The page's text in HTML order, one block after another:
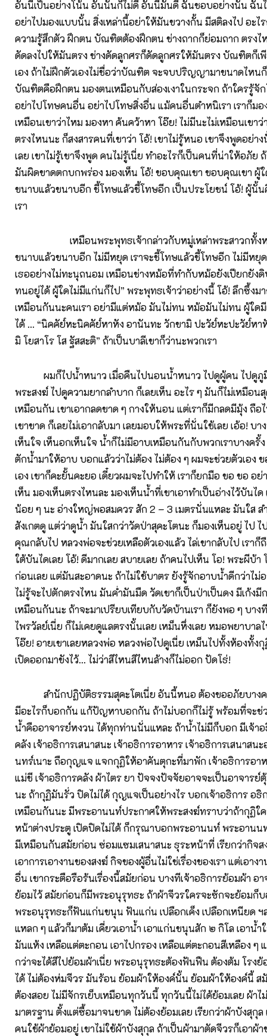
อันนี้เป็นอย่างโน้น อันนั้นก็ไม่ดี อันนี้มันดี ฉันชอบอย่างนั้น ฉัน
อย่าไปมองแบบนั้น สิ่งเหล่านี้อย่าให้มันขวางกั้น มีสติลงไป อะไร
ความรู้สึกตัว ฝึกตน บัณฑิตต้องฝึกตน ช่างถากก็ย่อมถาก ตรง
ดัดลงไปให้มันตรง ช่างดัดลูกศรก็ดัดลูกศรให้มันตรง บัณฑิตก็เ
เอง ถ้าไม่ฝึกตัวเองไม่ชื่อว่าบัณฑิต จะจบปริญญามาขนาดไห
บัณฑิตคือฝึกตน มองตนเหมือนกับส่องเงาในกระจก ถ้าใครรู้จัก
อย่าไปโทษคนอื่น อย่าไปโทษสิ่งอื่น แม้คนอื่นตำหนิเรา เราก็มอง
เหมือนเขาว่าไหม มองหา ค้นคว้าหา โอ๊ย! ไม่มีนะไม่เหมือนเขาว่
ตรงไหนนะ ก็สงสารคนที่เขาว่า โอ้! เขาไม่รู้หนอ เขาจึงพูดอย่าง
เลย เขาไม่รู้เขาจึงพูด คนไม่รู้เนี่ย ทำอะไรก็เป็นคนที่น่าให้อภัย ถ้
มันผิดขาดตกบกพร่อง มองเห็น โอ้! ขอบคุณเขา ขอบคุณเขา ผู้
ขนาบแล้วขนาบอีก ชี้โทษแล้วชี้โทษอีก เป็นประโยชน์ โอ้! ผู้นั้
เรา
เหมือนพระพุทธเจ้ากล่าวกับหมู่เหล่าพระสาวกทั้งหล
ขนาบแล้วขนาบอีก ไม่มีหยุด เราจะชี้โทษแล้วชี้โทษอีก ไม่มีหยุ
เธออย่างไม่ทะนุถนอม เหมือนช่างหม้อที่ทำกับหม้อยังเปียกยัง
ทนอยู่ได้ ผู้ใดไม่มีแก่นก็ไป” พระพุทธเจ้าว่าอย่างนี้ โอ้! ลึกซึ้ง
เหมือนกันนะคนเรา อย่ามีแต่หม้อ มันไม่ทน หม้อมันไม่ทน ผู้ใด
ได้ … “นิคคัย๎หะนิคคัย๎หาหัง อานันทะ วักขามิ ปะวัย๎หะปะวัย๎หา
มิ โยสาโร โส ฐัสสะติ” ถ้าเป็นบาลีเขาก็ว่านะพวกเรา
ผมก็ไปน้ำหนาว เมื่อคืนไปนอนน้ำหนาว ไปดูผู้คน ไปดูภูมิ
พระสงฆ์ ไปดูความยากลำบาก ก็เลยเห็น อะไร ๆ มันก็ไม่เหมือน
เหมือนกัน เขาเอากลดขาด ๆ กางให้นอน แต่เราก็มีกลดมีมุ้ง ถือ
เขาขาด ก็เลยไม่เอากลับมา เลยมอบให้พระที่นั่นใช้เลย เอ้อ! บ
เห็นใจ เห็นอกเห็นใจ น้ำก็ไม่มีอาบเหมือนกันกับพวกเราบางครั้
ตักน้ำมาให้อาบ บอกแล้วว่าไม่ต้อง ไม่ต้อง ๆ ผมจะช่วยตัวเอง
เอง เขาก็คะยั้นคะยอ เดี๋ยวผมจะไปทำให้ เราก็ยกมือ ขอ ขอ อย่
เห็น มองเห็นตรงไหนละ มองเห็นน้ำที่เขาเอาทำเป็นอ่างไว้บันได
น้อย ๆ นะ อ่างใหญ่พอสมควร สัก 2 – 3 เมตรนั่นแหละ มันใส ส
สังเกตดู แต่ว่าดูน้ำ มันใสกว่าวัดป่าสุคะโตนะ ก็มองเห็นอยู่ ไป
คุณกลับไป หลวงพ่อจะช่วยเหลือตัวเองแล้ว ไล่เขากลับไป เราก็
ใต้บันไดเลย โอ้! ดีมากเลย สบายเลย ถ้าคนไปเห็น โอ! พระผีบ้า
ก่อนเลย แต่มันสะอาดนะ ถ้าไม่ใช้บาตร ยังรู้จักอาบน้ำดีกว่าไม่
ไม่รู้จะไปตักตรงไหน มันค่ำมันมืด วัดเขาก็เป็นป่าเป็นดง มีเก้งมี
เหมือนกันนะ ถ้าจะมาเปรียบเทียบกับวัดบ้านเรา ก็ยังพอ ๆ บา
ไพรวัลย์เนี่ย ก็ไม่เคยดูแลตรงนั้นเลย เหม็นหึ่งเลย หมอพยาบา
โอ๊ย! อายเขาเลยหลวงพ่อ หลวงพ่อไปดูเนี่ย เหม็นไปทั้งห้องทั้งกุ
เปิดออกมาขังไว้... ไม่ว่าสีไหนสีไหนล้างก็ไม่ออก ปัดโธ่!
สำนักปฏิบัติธรรมสุคะโตเนี่ย อันนี้หนอ ต้องขออภัยบางค
มีอะไรก็บอกกัน แก้ปัญหาบอกกัน ถ้าไม่บอกก็ไม่รู้ พร้อมที่จะช่
น้ำคืออาจารย์หงวน ได้ทุกท่านนั่นแหละ ถ้าน้ำไม่มีก็บอก มีเจ้าอ
คลัง เจ้าอธิการเสนาสนะ เจ้าอธิการอาหาร เจ้าอธิการเสนาสน
นทร์เนาะ ถือกุญแจ แจกกุฏิให้อาคันตุกะที่มาพัก เจ้าอธิการอา
แม่ชี เจ้าอธิการคลัง ผ้าไตร ยา ปัจจงปัจจัยอาจจะเป็นอาจารย์
นะ ถ้ากุฏิมันรั่ว ปิดไม่ได้ กุญแจเป็นอย่างไร บอกเจ้าอธิการ อธิ
เหมือนกันนะ มีพระอานนท์ประกาศให้พระสงฆ์ทราบว่าถ้ากุฏิใ
หน้าต่างประตู เปิดปิดไม่ได้ ก็กรุณาบอกพระอานนท์ พระอาน
มีเหมือนกันสมัยก่อน ซ่อมแซมเสนาสนะ ธุระหน้าที่ เรียกว่ากิจส
เอาการเอางานของสงฆ์ กิจของผู้อื่นไม่ใช่เรื่องของเรา แต่เอาง
อื่น เขากระตือรือร้นเรื่องนี้สมัยก่อน บางทีเจ้าอธิการย้อมผ้า อ
ย้อมไว้ สมัยก่อนก็มีพระอนุรุทธะ ถ้าผ้าจีวรใครจะซักจะย้อมก็
พระอนุรุทธะก็ฟันแก่นขนุน ฟันแก่น เปลือกเค็ง เปลือกเหนียด
แหลก ๆ แล้วก็มาต้ม เคี่ยวเอาน้ำ เอาแก่นขนุนสัก ๒ กิโล เอาน้
มันแห้ง เหลือแต่ตะกอน เอาไปกรอง เหลือแต่ตะกอนสีเหลือง ๆ
กว่าจะได้สีไปย้อมผ้าเนี่ย พระอนุรุทธะต้องฟันฟืน ต้องต้ม โรงย้
ได้ ไม่ต้องห่มจีวร มันร้อน ย้อมผ้าให้องค์นั้น ย้อมผ้าให้องค์นี้ ส
ต้องสอย ไม่มีจักรเย็บเหมือนทุกวันนี้ ทุกวันนี้ไม่ได้ย้อมเลย ผ้าไ
มาตรฐาน ตั้งแต่ซื้อมาจนขาด ไม่ต้องย้อมเลย เรียกว่าผ้าบังสุกุล
คนใช้ผ้าย้อมอยู่ เขาไม่ใช้ผ้าบังสุกุล ถ้าเป็นผ้ามาตัดจีวรก็เอาผ้า